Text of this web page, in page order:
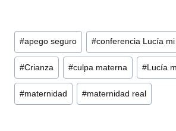
Etiquetas
de
la
entrada:
#apego seguro #conferencia Lucía
#Crianza #culpa materna # Lucía
#maternidad #maternidad real